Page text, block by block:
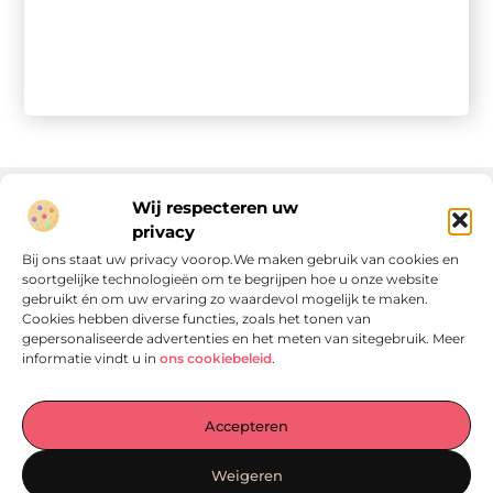
Wij respecteren uw
privacy
Bij ons staat uw privacy voorop.We maken gebruik van cookies en
soortgelijke technologieën om te begrijpen hoe u onze website
gebruikt én om uw ervaring zo waardevol mogelijk te maken.
Cookies hebben diverse functies, zoals het tonen van
gepersonaliseerde advertenties en het meten van sitegebruik. Meer
informatie vindt u in ons cookiebeleid.
Accepteren
Weigeren
zetten
, praktische tips waar je écht iets aan hebt en artikelen
vandaag opLocomo.nl
Onze informatie